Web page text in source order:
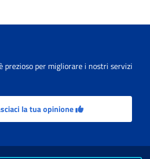
prezioso per migliorare i nostri servizi
la tua opinione